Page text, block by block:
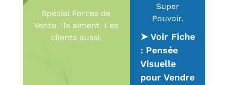
Spécial Forces de
Vente. Ils aiment. Les
clients aussi.
Super
Pouvoir.
➤ Voir Fiche
: Pensée
Visuelle
pour Vendre